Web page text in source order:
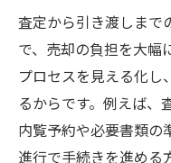
査定から引き渡しまで
で、売却の負担を大幅
プロセスを見える化し
るからです。例えば、
内覧予約や必要書類の
進行で手続きを進める